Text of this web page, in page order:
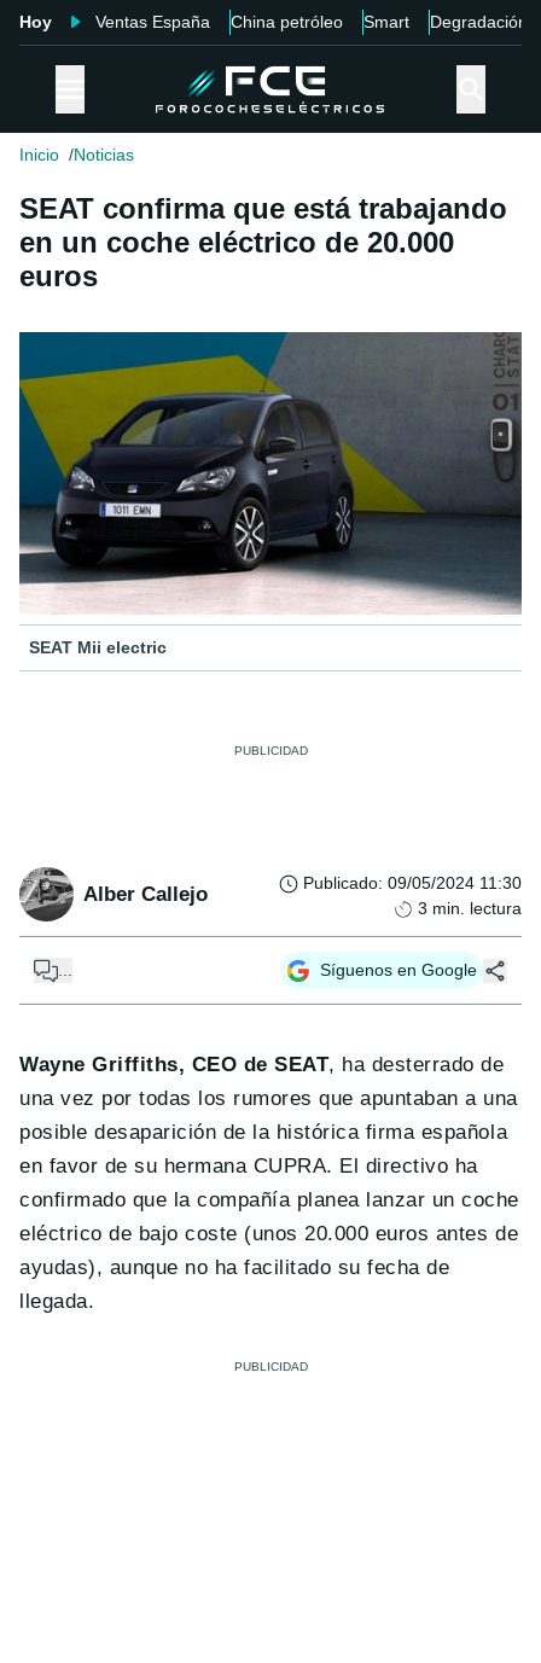
Hoy Ventas España China petróleo Smart Degradación
Inicio Noticias
SEAT confirma que está trabajando
en un coche eléctrico de 20.000
euros
SEAT Mii electric
Alber Callejo Publicado: 09/05/2024 11:30
3 min. lectura
... Síguenos en Google
Wayne Griffiths, CEO de SEAT, ha desterrado de
una vez por todas los rumores que apuntaban a una
posible desaparición de la histórica firma española
en favor de su hermana CUPRA. El directivo ha
confirmado que la compañía planea lanzar un coche
eléctrico de bajo coste (unos 20.000 euros antes de
ayudas), aunque no ha facilitado su fecha de
llegada.